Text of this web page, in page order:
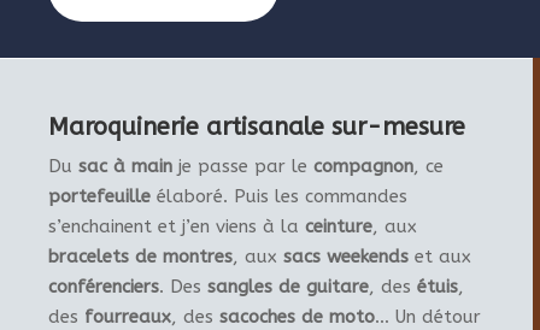
Maroquinerie artisanale sur-mesure
Du sac à main je passe par le compagnon, ce
portefeuille élaboré. Puis les commandes
s’enchainent et j’en viens à la ceinture, aux
bracelets de montres, aux sacs weekends et aux
conférenciers. Des sangles de guitare, des étuis,
des fourreaux, des sacoches de moto… Un détour